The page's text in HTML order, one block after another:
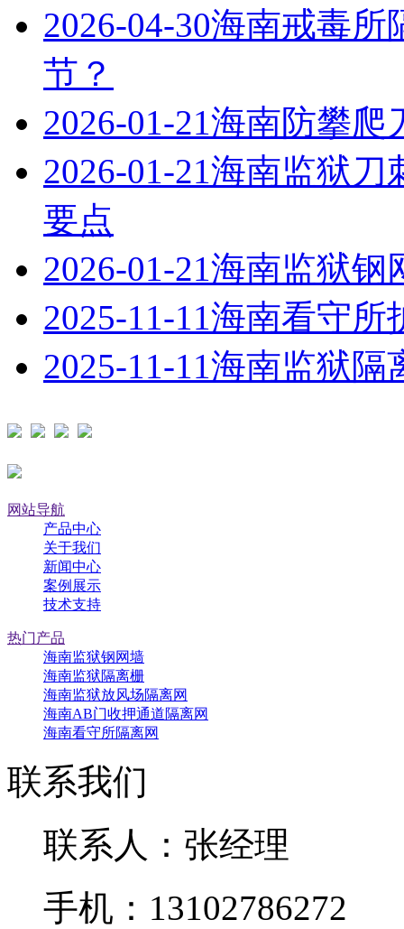
2026-04-30海南戒毒所
节？
2026-01-21海南防攀爬
2026-01-21海南监狱刀
要点
2026-01-21海南监狱钢
2025-11-11海南看守所
2025-11-11海南监狱隔
网站导航
产品中心
关于我们
新闻中心
案例展示
技术支持
热门产品
海南监狱钢网墙
海南监狱隔离栅
海南监狱放风场隔离网
海南AB门收押通道隔离网
海南看守所隔离网
联系我们
联系人：张经理
手机：13102786272